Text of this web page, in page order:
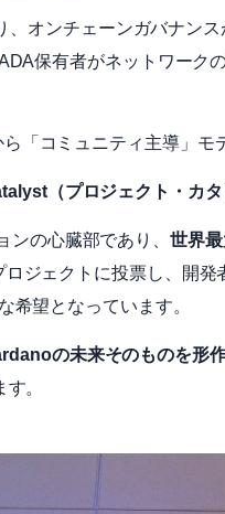
オンチェーンガバナン
保有者がネットワーク
「コミュニティ主導」モ
（プロジェクト・カタ
ンの心臓部であり、世界
ジェクトに投票し、開発
希望となっています。
の未来そのものを形
。